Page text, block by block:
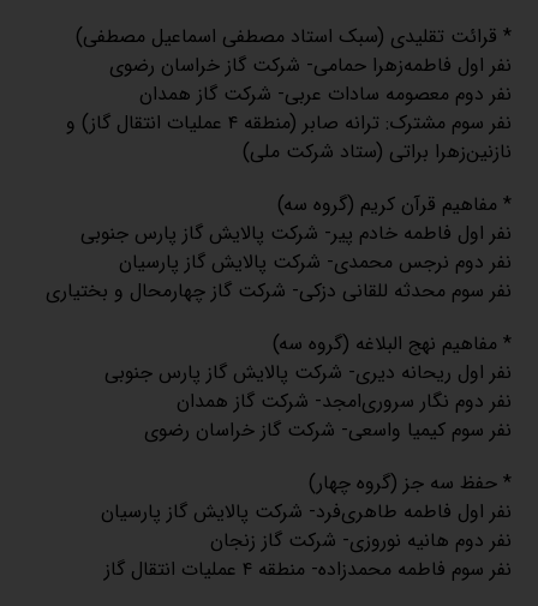
* قرائت تقلیدی (سبک استاد مصطفی اسماعیل مصطفی)
نفر اول فاطمه‌زهرا حمامی- شرکت گاز خراسان رضوی
نفر دوم معصومه سادات عربی- شرکت گاز همدان
نفر سوم مشترک: ترانه صابر (منطقه ۴ عملیات انتقال گاز) و
نازنین‌زهرا براتی (ستاد شرکت ملی)
* مفاهیم قرآن کریم (گروه سه)
نفر اول فاطمه خادم پیر- شرکت پالایش گاز پارس جنوبی
نفر دوم نرجس محمدی- شرکت پالایش گاز پارسیان
نفر سوم محدثه للقانی دزکی- شرکت گاز چهارمحال و بختیاری
* مفاهیم نهج البلاغه (گروه سه)
نفر اول ریحانه دیری- شرکت پالایش گاز پارس جنوبی
نفر دوم نگار سروری‌امجد- شرکت گاز همدان
نفر سوم کیمیا واسعی- شرکت گاز خراسان رضوی
* حفظ سه جز (گروه چهار)
نفر اول فاطمه طاهری‌فرد- شرکت پالایش گاز پارسیان
نفر دوم هانیه نوروزی- شرکت گاز زنجان
نفر سوم فاطمه محمدزاده- منطقه ۴ عملیات انتقال گاز